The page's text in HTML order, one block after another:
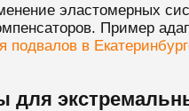
эластомерных
Пример
подвалов в
для